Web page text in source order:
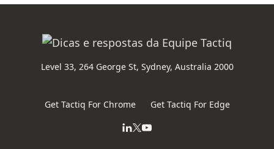
Level 33, 264 George St, Sydney, Australia 2000
Get Tactiq For Chrome Get Tactiq For Edge